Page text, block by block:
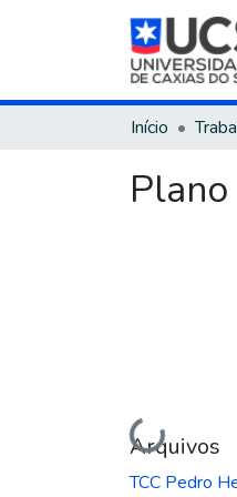
Início
Carregando...
Arquivos
TCC Pedro